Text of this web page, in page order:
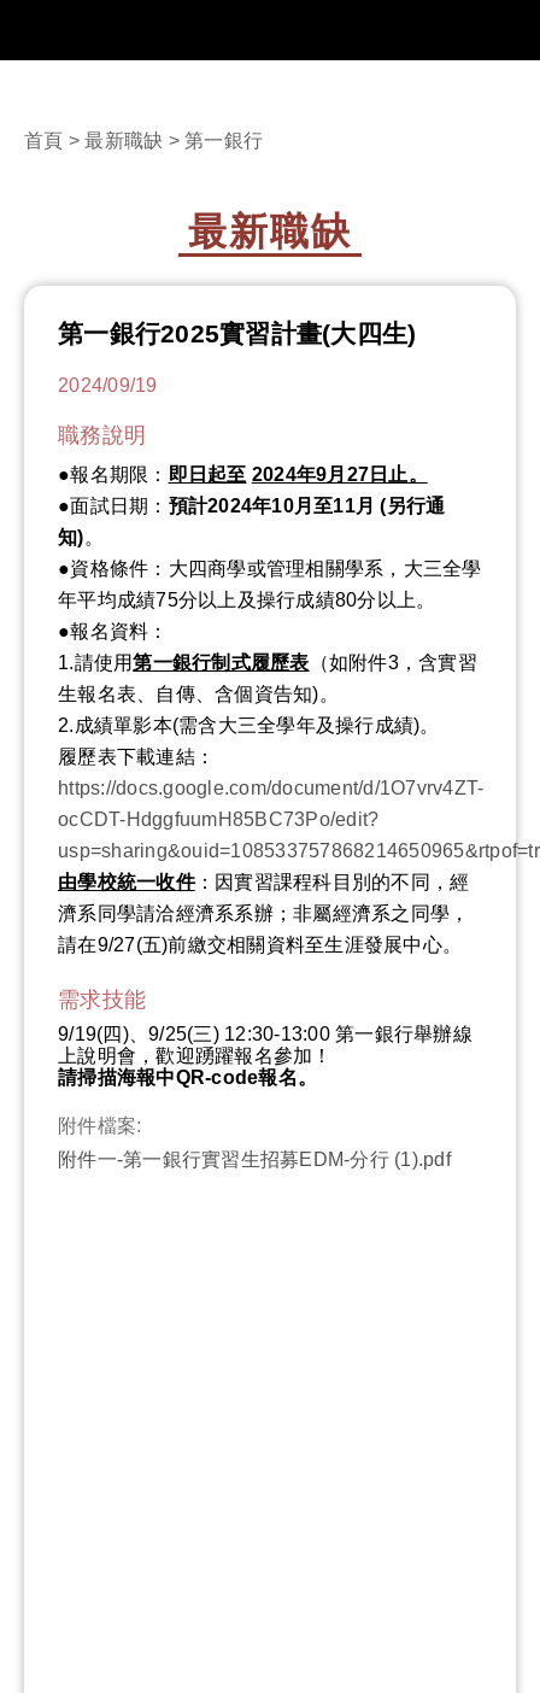
首頁 >最新職缺 > 第一銀行
最新職缺
第一銀行2025實習計畫(大四生)
2024/09/19
職務說明
●報名期限： 即日起至 2024年9月27日止。
●面試日期： 預計2024年10月至11月 (另行通
知)。
●資格條件：大四商學或管理相關學系，大三全學
年平均成績75分以上及操行成績80分以上。
●報名資料：
1.請使用第一銀行制式履歷表 （如附件3，含實習
生報名表、自傳、含個資告知)。
2.成績單影本(需含大三全學年及操行成績)。
履歷表下載連結：
https://docs.google.com/document/d/1O7vrv4ZT-
ocCDT-HdggfuumH85BC73Po/edit?
由學校統一收件：因實習課程科目別的不同，經
濟系同學請洽經濟系系辦；非屬經濟系之同學，
請在9/27(五)前繳交相關資料至生涯發展中心。
需求技能
9/19(四)、9/25(三) 12:30-13:00 第一銀行舉辦線
上說明會，歡迎踴躍報名參加！
請掃描海報中QR-code報名。
附件檔案:
附件一-第一銀行實習生招募EDM-分行 (1).pdf